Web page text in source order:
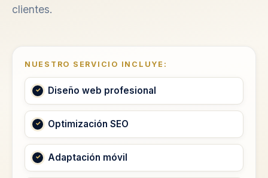
clientes.
NUESTRO SERVICIO INCLUYE:
Diseño web profesional
Optimización SEO
Adaptación móvil